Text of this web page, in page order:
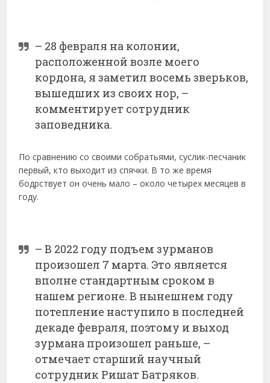
– 28 февраля на колонии,
расположенной возле моего
кордона, я заметил восемь зверьков,
вышедших из своих нор, –
комментирует сотрудник
заповедника.
По сравнению со своими собратьями, суслик-песчаник
первый, кто выходит из спячки. В то же время
бодрствует он очень мало – около четырех месяцев в
году.
– В 2022 году подъем зурманов
произошел 7 марта. Это является
вполне стандартным сроком в
нашем регионе. В нынешнем году
потепление наступило в последней
декаде февраля, поэтому и выход
зурмана произошел раньше, –
отмечает старший научный
сотрудник Ришат Батряков.